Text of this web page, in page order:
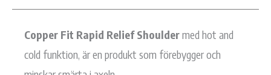
Copper Fit Rapid Relief Shouldermed hot and
cold funktion, är en produkt som förebygger och